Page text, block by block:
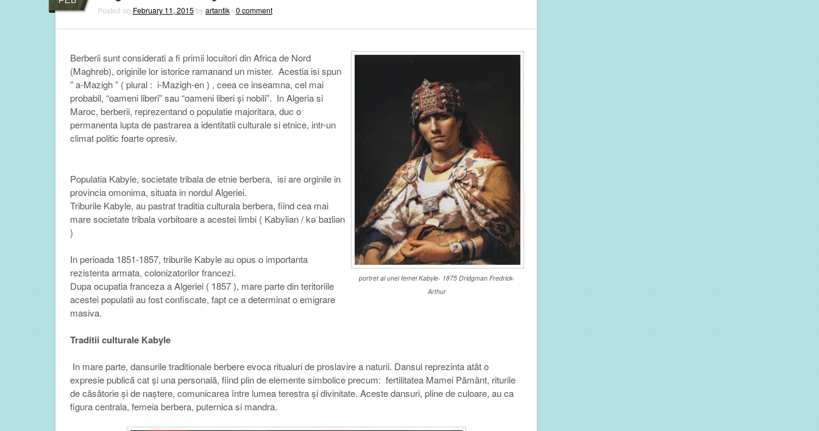
Posted on February 11, 2015 byartantik•0 comment
portret al unei femei Kabyle- 1875 Dridgman Fredrick-
Arthur
Berberii sunt considerati a fi primii locuitori din Africa de Nord
(Maghreb), originile lor istorice ramanand un mister. Acestia isi spun
” a-Mazigh ” ( plural : i-Mazigh-en) , ceea ce inseamna, cel mai
probabil, “oameniliberi” sau“oameni liberi și nobili”. In Algeria si
Maroc, berberii, reprezentand o populatie majoritara, duc o
permanenta lupta de pastrarea a identitatii culturale si etnice, intr-un
climat politic foarte opresiv.
Populatia Kabyle, societate tribala de etnie berbera, isi are orginile in
provincia omonima, situata in nordul Algeriei.
Triburile Kabyle, au pastrat traditia culturala berbera, fiind cea mai
mare societate tribala vorbitoare a acestei limbi ( Kabylian / kəˈbaɪliən
)
In perioada 1851-1857, triburile Kabyle au opus o importanta
rezistenta armata, colonizatorilor francezi.
Dupa ocupatia franceza a Algeriei ( 1857 ), mare parte din teritoriile
acestei populatii au fost confiscate, fapt ce a determinat o emigrare
masiva.
Traditii culturale Kabyle
In mare parte, dansuriletraditionaleberbereevoca ritualuri de proslavire a naturii. Dansul reprezintaatâto
expresiepublicăcatși una personală, fiindplin de elementesimboliceprecum: fertilitatea Mamei Pământ, riturile
de căsătorieșide naștere, comunicareaîntre lumea terestrașidivinitate. Aceste dansuri, pline de culoare, au ca
figura centrala, femeia berbera, puternica si mandra.